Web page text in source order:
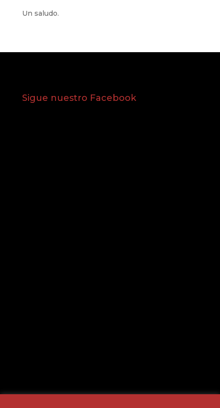
Un saludo.
Sigue nuestro Facebook